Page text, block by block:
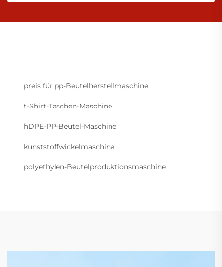
preis für pp-Beutelherstellmaschine
t-Shirt-Taschen-Maschine
hDPE-PP-Beutel-Maschine
kunststoffwickelmaschine
polyethylen-Beutelproduktionsmaschine